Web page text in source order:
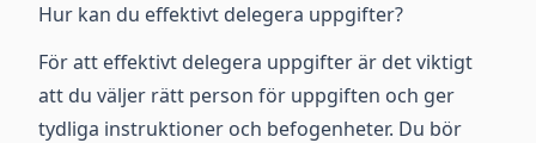
Hur kan du effektivt delegera uppgifter?
För att effektivt delegera uppgifter är det viktigt
att du väljer rätt person för uppgiften och ger
tydliga instruktioner och befogenheter. Du bör